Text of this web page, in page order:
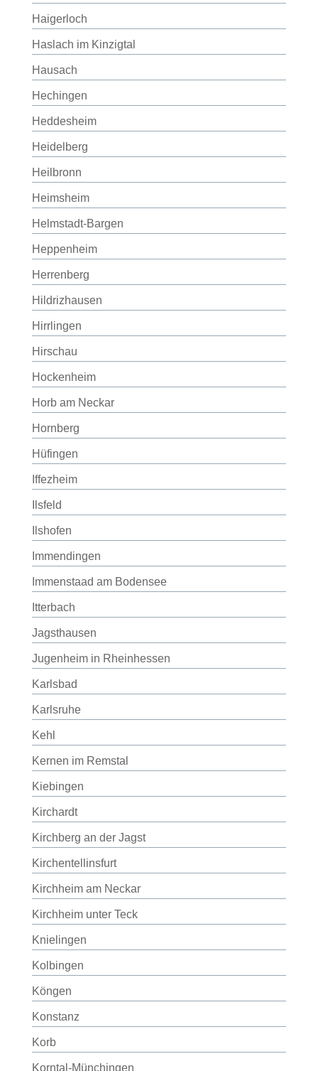
Haigerloch
Haslach im Kinzigtal
Hausach
Hechingen
Heddesheim
Heidelberg
Heilbronn
Heimsheim
Helmstadt-Bargen
Heppenheim
Herrenberg
Hildrizhausen
Hirrlingen
Hirschau
Hockenheim
Horb am Neckar
Hornberg
Hüfingen
Iffezheim
Ilsfeld
Ilshofen
Immendingen
Immenstaad am Bodensee
Itterbach
Jagsthausen
Jugenheim in Rheinhessen
Karlsbad
Karlsruhe
Kehl
Kernen im Remstal
Kiebingen
Kirchardt
Kirchberg an der Jagst
Kirchentellinsfurt
Kirchheim am Neckar
Kirchheim unter Teck
Knielingen
Kolbingen
Köngen
Konstanz
Korb
Korntal-Münchingen